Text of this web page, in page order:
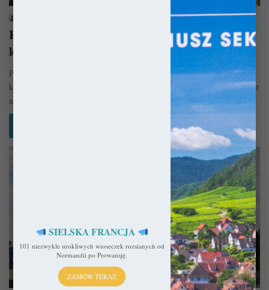
Region Centralny-Dolina Loary: 10 miejsc,
które warto zobaczyć!
Ponieważ dzisiejsza Francja w rzeczywistości składa się z dziesiątek
księstw / królestw czy krain historycznych, jej dziedzictwo kulturowe jest
niezwykle…
Katedry
SIELSKA FRANCJA
101 niezwykle urokliwych wioseczek rozsianych od
Normandii po Prowansję.
ZAMÓW TERAZ